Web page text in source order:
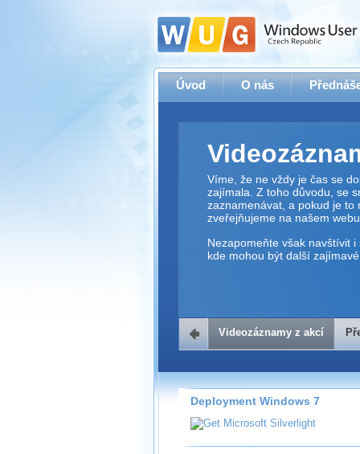
Úvod O nás
Víme, že ne vždy je čas se
zajímala. Z toho důvodu, se
zaznamenávat, a pokud je to
zveřejňujeme na našem webu.
Nezapomeňte však navštívit i
kde mohou být další zajímavé
Přehrávač
Záznamy na našem webu
přímo na stránce s využitím
Silverlightpřehrávače.
Stránka se sama rozhodne,
technologie podporuje Váš
použít, abyste záznam mohli
Videozáznamy z akcí
Deployment Windows 7